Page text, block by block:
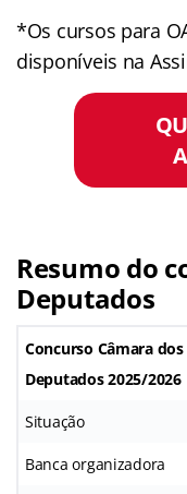
*Os cursos para
disponíveis na
Resumo do
Deputados
Concurso Câmara dos
Deputados2025/2026
Situação
Banca organizadora